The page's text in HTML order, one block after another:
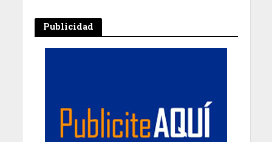
Publicidad